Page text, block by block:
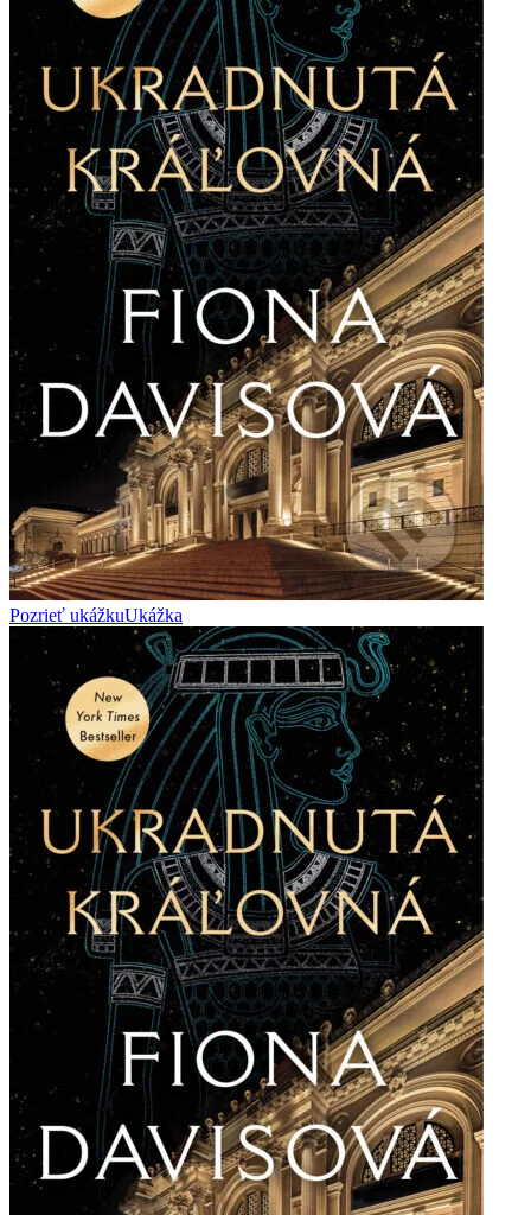
Pozrieť ukážkuUkážka